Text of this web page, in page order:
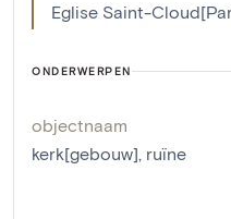
Eglise Saint-
ONDERWERPEN
objectnaam
kerk[gebouw], ruïne